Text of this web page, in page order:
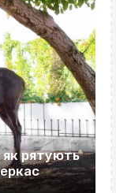
як рятують